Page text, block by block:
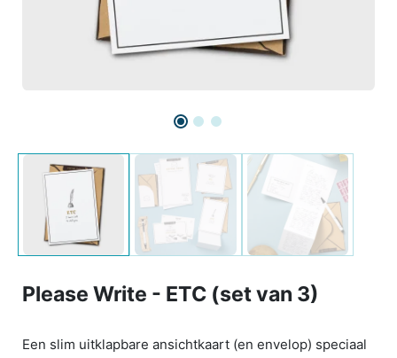
Please Write - ETC (set van 3)
Een slim uitklapbare ansichtkaart (en envelop) speciaal